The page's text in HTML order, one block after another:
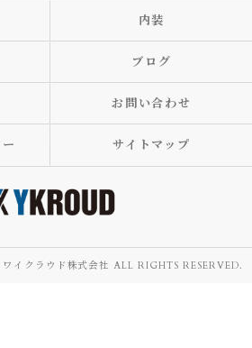
内装
ブログ
お問い合わせ
サイトマップ
イクラウド株式会社 ALL RIGHTS RESERVED.